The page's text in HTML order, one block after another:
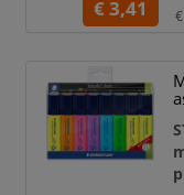
€ 3,41